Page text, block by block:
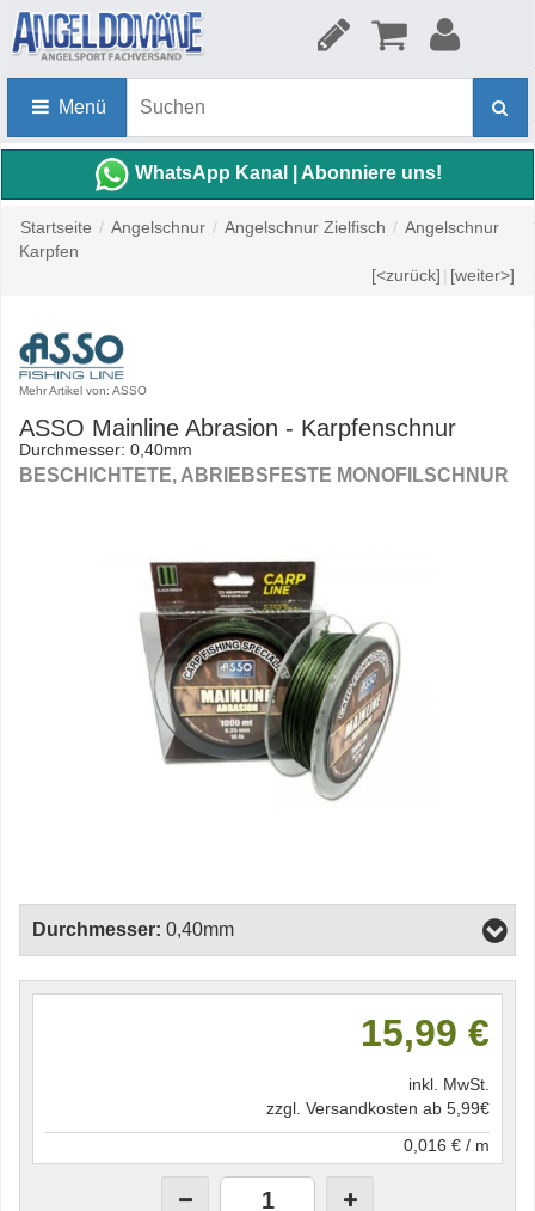
Menü
WhatsApp Kanal | Abonniere uns!
Startseite / Angelschnur / Angelschnur Zielfisch / Angelschnur
Karpfen
[<zurück] | [weiter>]
Mehr Artikel von: ASSO
ASSO Mainline Abrasion - Karpfenschnur
Durchmesser: 0,40mm
BESCHICHTETE, ABRIEBSFESTE MONOFILSCHNUR
Durchmesser: 0,40mm
15,99 €
inkl. MwSt.
zzgl. Versandkosten ab 5,99€
0,016 € / m